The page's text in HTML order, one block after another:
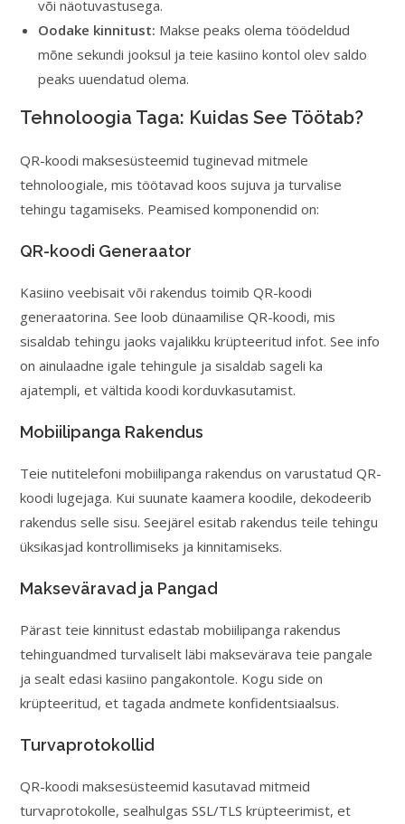
või näotuvastusega.
Oodake kinnitust: Makse peaks olema töödeldud
mõne sekundi jooksul ja teie kasiino kontol olev saldo
peaks uuendatud olema.
Tehnoloogia Taga: Kuidas See Töötab?
QR-koodi maksesüsteemid tuginevad mitmele
tehnoloogiale, mis töötavad koos sujuva ja turvalise
tehingu tagamiseks. Peamised komponendid on:
QR-koodi Generaator
Kasiino veebisait või rakendus toimib QR-koodi
generaatorina. See loob dünaamilise QR-koodi, mis
sisaldab tehingu jaoks vajalikku krüpteeritud infot. See info
on ainulaadne igale tehingule ja sisaldab sageli ka
ajatempli, et vältida koodi korduvkasutamist.
Mobiilipanga Rakendus
Teie nutitelefoni mobiilipanga rakendus on varustatud QR-
koodi lugejaga. Kui suunate kaamera koodile, dekodeerib
rakendus selle sisu. Seejärel esitab rakendus teile tehingu
üksikasjad kontrollimiseks ja kinnitamiseks.
Makseväravad ja Pangad
Pärast teie kinnitust edastab mobiilipanga rakendus
tehinguandmed turvaliselt läbi maksevärava teie pangale
ja sealt edasi kasiino pangakontole. Kogu side on
krüpteeritud, et tagada andmete konfidentsiaalsus.
Turvaprotokollid
QR-koodi maksesüsteemid kasutavad mitmeid
turvaprotokolle, sealhulgas SSL/TLS krüpteerimist, et